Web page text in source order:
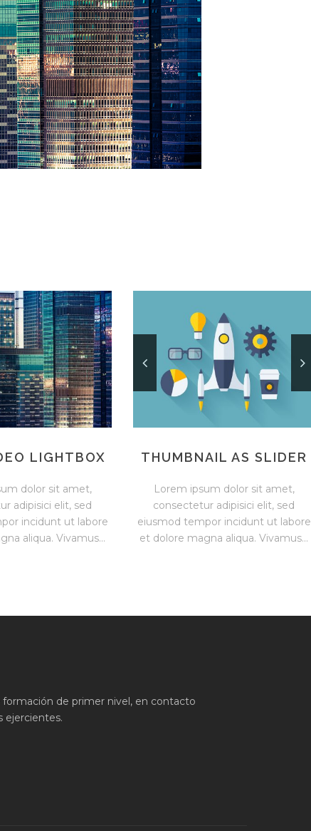
LIGHTBOX
dolor sit amet,
adipisici elit, sed
incidunt ut labore
aliqua. Vivamus...
THUMBNAIL AS SLIDER
Lorem ipsum dolor sit amet,
consectetur adipisici elit, sed
eiusmod tempor incidunt ut labore
et dolore magna aliqua. Vivamus...
de primer nivel, en contacto
ejercientes.